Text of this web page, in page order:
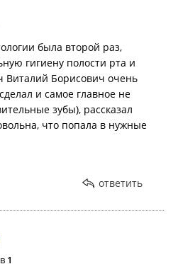
была второй раз,
гигиену полости рта и
Виталий Борисович очень
и самое главное не
зубы), рассказал
что попала в нужные
ответить
1